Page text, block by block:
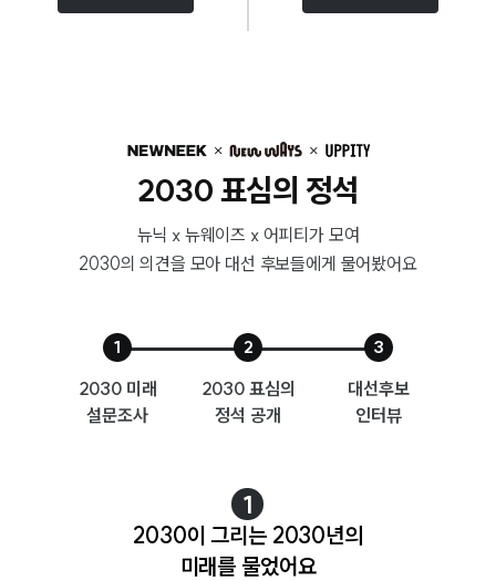
2030 표심의 정석
뉴닉 x 뉴웨이즈 x 어피티가 모여
2030의 의견을 모아 대선 후보들에게 물어봤어요
1
2030 미래
설문조사
2
2030 표심의
정석 공개
3
대선후보
인터뷰
1
2030이 그리는 2030년의
미래를 물었어요